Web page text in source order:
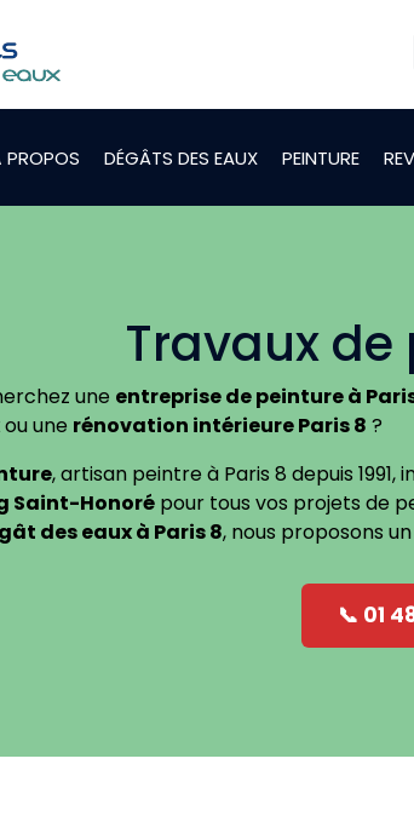
PROPOS DÉGÂTS DES EAUX PEINTURE
Travaux
une entreprise de peinture à
ou une rénovation intérieure Paris 8 ?
, artisan peintre à Paris 8 depuis
Saint-Honoré pour tous vos projets de
des eaux à Paris 8, nous proposons un
📞 01